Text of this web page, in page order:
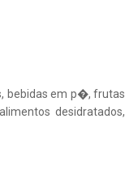
bebidas em p�, frutas
desidratados,